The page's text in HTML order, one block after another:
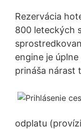
Rezervácia
800 leteckých
engine je
prináša nárast
odplatu